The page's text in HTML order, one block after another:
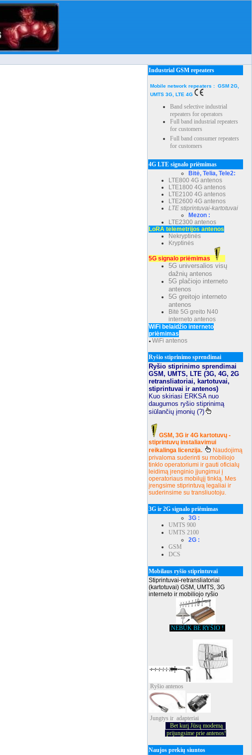
Industrial GSM repeaters
Mobile network repeaters : GSM 2G,
UMTS 3G, LTE 4G
Band selective industrial
repeaters for operators
Full band industrial repeaters
for customers
Full band consumer repeaters
for customers
4G LTE signalo priėmimas
Bitė, Telia, Tele2:
LTE800 4G antenos
LTE1800 4G antenos
LTE2100 4G antenos
LTE2600 4G antenos
LTE stiprintuvai-kartotuvai
Mezon :
LTE2300 antenos
LoRA telemetrijos antenos
Nekryptinės
Kryptinės
5G signalo priėmimas
5G universalios visų
dažnių antenos
5G plačiojo interneto
antenos
5G greitojo interneto
antenos
Bitė 5G greito N40
interneto antenos
WiFi belaidžio interneto
priėmimas
● WiFi antenos
Ryšio stiprinimo sprendimai
Ryšio stiprinimo sprendimai
GSM, UMTS, LTE (3G, 4G, 2G
retransliatoriai, kartotuvai,
stiprintuvai ir antenos)
Kuo skiriasi ERKSA nuo
daugumos ryšio stiprinimą
siūlančių įmonių (?)
GSM, 3G ir 4G kartotuvų -
stiprintuvų instaliavimui
reikalinga licenzija.
Naudojimą
privaloma suderinti su mobiliojo
tinklo operatoriumi ir gauti oficialų
leidimą įrenginio įjungimui į
operatoriaus mobilųjį tinklą. Mes
įrengsime stiprintuvą legaliai ir
suderinsime su transliuotoju.
3G ir 2G signalo priėmimas
3G :
UMTS 900
UMTS 2100
2G :
GSM
DCS
Mobilaus ryšio stiprintuvai
Stiprintuvai-retransliatoriai
(kartotuvai) GSM, UMTS, 3G
interneto ir mobiliojo ryšio
NEBŪK BE RYŠIO !
Ryšio antenos
Jungtys ir adapteriai
Bet kurį Jūsų modemą
prijungsime prie antenos!
Naujos prekių siuntos